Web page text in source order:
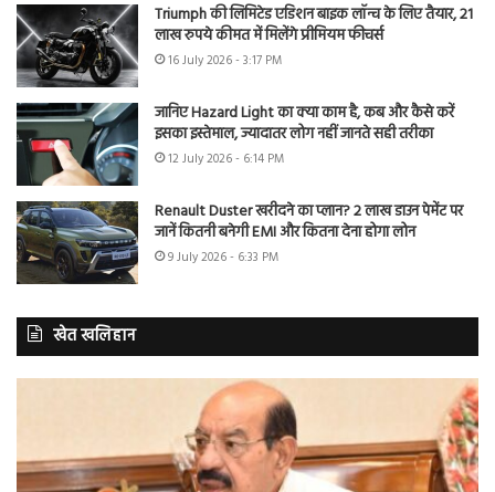
Triumph की लिमिटेड एडिशन बाइक लॉन्च के लिए तैयार, 21
लाख रुपये कीमत में मिलेंगे प्रीमियम फीचर्स
16 July 2026 - 3:17 PM
जानिए Hazard Light का क्या काम है, कब और कैसे करें
इसका इस्तेमाल, ज्यादातर लोग नहीं जानते सही तरीका
12 July 2026 - 6:14 PM
Renault Duster खरीदने का प्लान? 2 लाख डाउन पेमेंट पर
जानें कितनी बनेगी EMI और कितना देना होगा लोन
9 July 2026 - 6:33 PM
खेत खलिहान